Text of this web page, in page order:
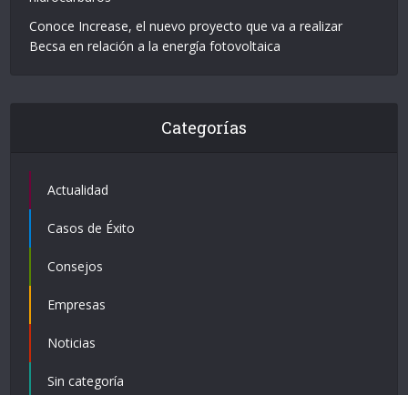
Conoce Increase, el nuevo proyecto que va a realizar
Becsa en relación a la energía fotovoltaica
Categorías
Actualidad
Casos de Éxito
Consejos
Empresas
Noticias
Sin categoría